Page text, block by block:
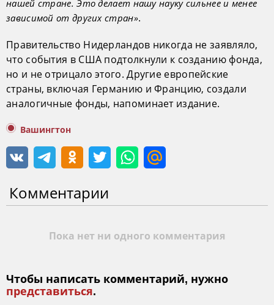
нашей стране. Это делает нашу науку сильнее и менее
зависимой от других стран».
Правительство Нидерландов никогда не заявляло,
что события в США подтолкнули к созданию фонда,
но и не отрицало этого. Другие европейские
страны, включая Германию и Францию, создали
аналогичные фонды, напоминает издание.
Вашингтон
Комментарии
Пока нет ни одного комментария
Чтобы написать комментарий, нужно
представиться.